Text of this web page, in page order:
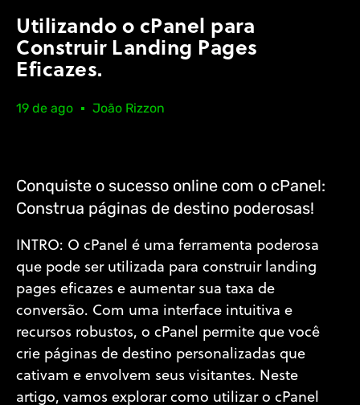
Utilizando o cPanel para
Construir Landing Pages
Eficazes.
19 de ago João Rizzon
Conquiste o sucesso online com o cPanel:
Construa páginas de destino poderosas!
INTRO: O cPanel é uma ferramenta poderosa
que pode ser utilizada para construir landing
pages eficazes e aumentar sua taxa de
conversão. Com uma interface intuitiva e
recursos robustos, o cPanel permite que você
crie páginas de destino personalizadas que
cativam e envolvem seus visitantes. Neste
artigo, vamos explorar como utilizar o cPanel